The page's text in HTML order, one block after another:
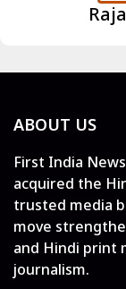
ABOUT US
First India
acquired the
trusted media
move
and Hindi print
journalism.